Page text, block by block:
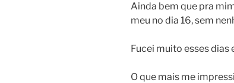
Ainda bem que pra
meu no dia 16, sem
Fucei muito esses dias
O que mais me